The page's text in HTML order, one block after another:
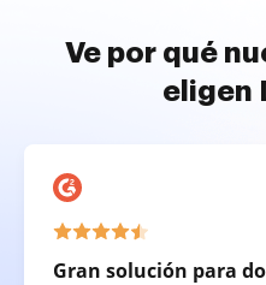
Ve por qué
eligen
Gran solución para